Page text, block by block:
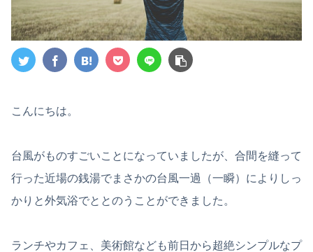
こんにちは。
台風がものすごいことになっていましたが、合間を縫って
行った近場の銭湯でまさかの台風一過（一瞬）によりしっ
かりと外気浴でととのうことができました。
ランチやカフェ、美術館なども前日から超絶シンプルなプ